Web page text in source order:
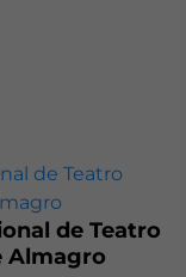
de Teatro
Almagro